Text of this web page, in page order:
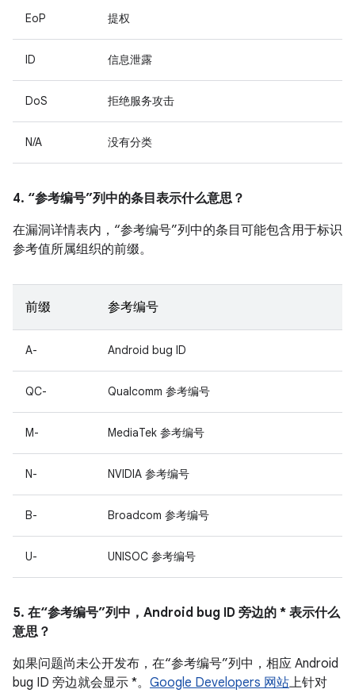
EoP 提权
ID 信息泄露
DoS 拒绝服务攻击
N/A 没有分类
4. “参考编号”列中的条目表示什么意思？
在漏洞详情表内，“参考编号”列中的条目可能包含用于标识
参考值所属组织的前缀。
前缀 参考编号
A- Android bug ID
QC- Qualcomm 参考编号
M- MediaTek 参考编号
N- NVIDIA 参考编号
B- Broadcom 参考编号
U- UNISOC 参考编号
5. 在“参考编号”列中，Android bug ID 旁边的 * 表示什么
意思？
如果问题尚未公开发布，在“参考编号”列中，相应 Android
bug ID 旁边就会显示 *。 Google Developers 网站上针对